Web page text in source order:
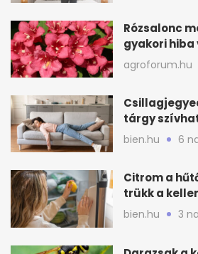
Rózsalonc
gyakori hiba
virágzást
agroforum.hu
tárgy
otthonod
bien.hu 6
Citrom a
trükk a
ellen
bien.hu 3